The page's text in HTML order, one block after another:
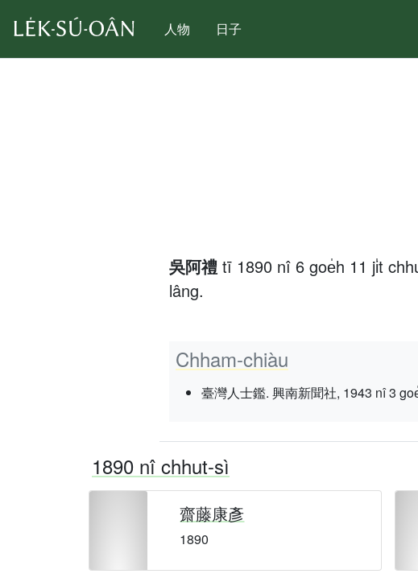
人物 日子
吳阿禮 tī 1890 nî 6 goe̍h 11 ji̍t
lâng.
Chham-chiàu
臺灣人士鑑. 興南新聞社, 1943 nî 3
1890 nî chhut-sì
齋藤康彥
1890